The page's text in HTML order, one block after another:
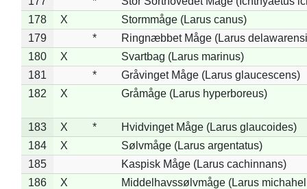
178
X
Stormmåge (Larus canus)
179
*
Ringnæbbet Måge (Larus
180
X
Svartbag (Larus marinus)
181
*
Gråvinget Måge (Larus glaucescens)
182
X Gråmåge (Larus hyperboreus)
183 X *
Hvidvinget Måge (Larus glaucoides)
184
X
Sølvmåge (Larus argentatus)
185
Kaspisk Måge (Larus cachinnans)
186
X
Middelhavssølvmåge (Larus